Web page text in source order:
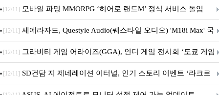
M.2 NVMe 디앤디컴 1TB
[12/11] 모바일 파밍 MMORPG ‘히어로 랜드M’ 정식 서비스 돌입
[12/11] 셰에라자드, Questyle Audio(퀘스타일 오디오) 'M18i Max' 국
내 정식 출시
[12/11] 그라비티 게임 어라이즈(GGA), 인디 게임 전시회 ‘도쿄 게임
던전 13’ 참가!
[12/11] SD건담 지 제네레이션 이터널, 인기 스토리 이벤트 ‘라크로